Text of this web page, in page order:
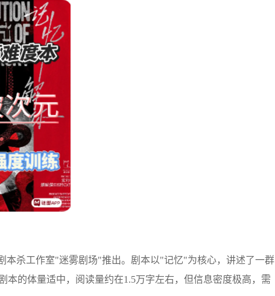
杀工作室"迷雾剧场"推出。剧本以"记忆"为核心，讲述了一群
的体量适中，阅读量约在1.5万字左右，但信息密度极高，需